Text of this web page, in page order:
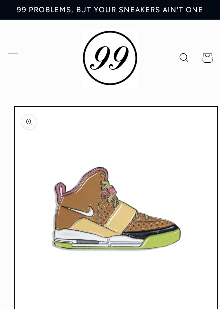
directamente
al contenido
99 PROBLEMS, BUT YOUR SNEAKERS AIN'T ONE
directamente
información
del producto